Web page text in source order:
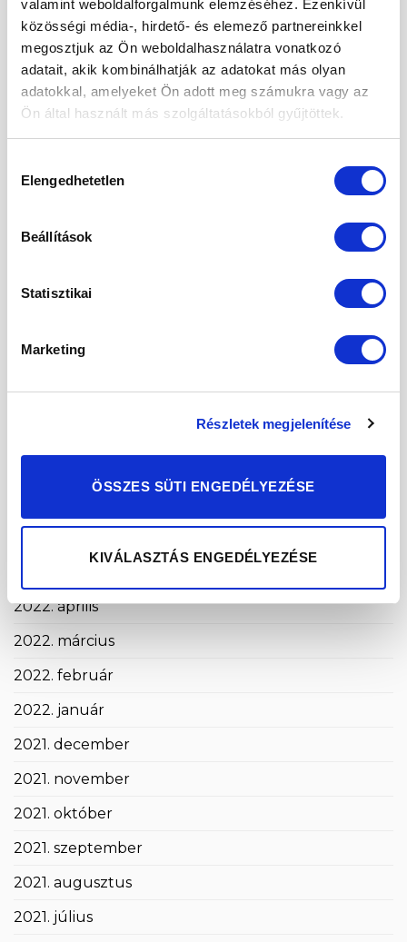
valamint weboldalforgalmunk elemzéséhez. Ezenkívül
közösségi média-, hirdető- és elemező partnereinkkel
megosztjuk az Ön weboldalhasználatra vonatkozó
adatait, akik kombinálhatják az adatokat más olyan
adatokkal, amelyeket Ön adott meg számukra vagy az
Ön által használt más szolgáltatásokból gyűjtöttek.
kiválasztása
Elengedhetetlen
Beállítások
Statisztikai
Marketing
Részletek megjelenítése
ÖSSZES SÜTI ENGEDÉLYEZÉSE
KIVÁLASZTÁS ENGEDÉLYEZÉSE
2024. május
2024. április
2024. március
2024. január
2023. szeptember
2023. március
2023. január
2022. április
2022. március
2022. február
2022. január
2021. december
2021. november
2021. október
2021. szeptember
2021. augusztus
2021. július